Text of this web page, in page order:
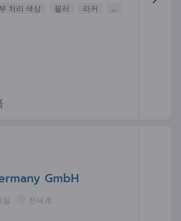
처리 색상 필러 라커 ...
GmbH
일 전세계